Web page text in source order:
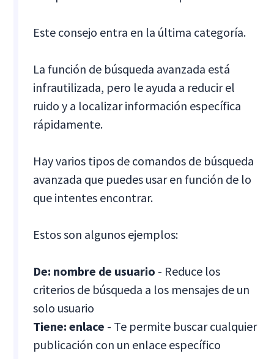
Este consejo entra en la última categoría.
La función de búsqueda avanzada está
infrautilizada, pero le ayuda a reducir el
ruido y a localizar información específica
rápidamente.
Hay varios tipos de comandos de búsqueda
avanzada que puedes usar en función de lo
que intentes encontrar.
Estos son algunos ejemplos:
De: nombre de usuario - Reduce los
criterios de búsqueda a los mensajes de un
solo usuario
Tiene: enlace - Te permite buscar cualquier
publicación con un enlace específico